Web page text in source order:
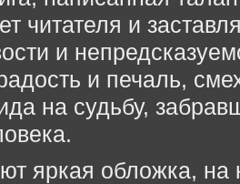
читателя и
и
и печаль,
на судьбу,
яркая обложка, на